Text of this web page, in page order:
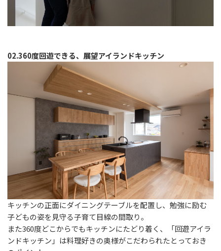
02.360度回遊できる、展望アイランドキッチン
キッチンの正面にダイニングテーブルを配置し、勉強に励む
子どもの姿を見守る子育て目線の間取り。
また360度どこからでもキッチンにたどり着く、「回遊アイラ
ンドキッチン」は料理好きの奥様がこだわられたとっておき